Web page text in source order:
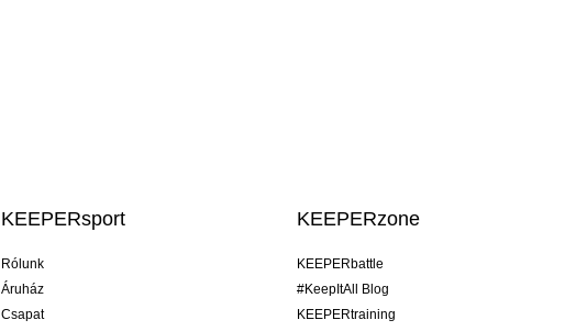
KEEPERsport
Rólunk
Áruház
Csapat
KEEPERzone
KEEPERbattle
#KeepItAll Blog
KEEPERtraining